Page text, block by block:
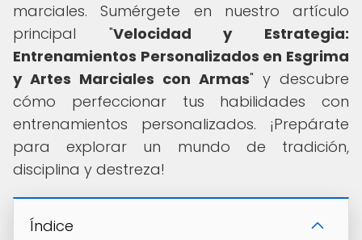
marciales. Sumérgete en nuestro artículo
principal "Velocidad y Estrategia:
Entrenamientos Personalizados en Esgrima
y Artes Marciales con Armas" y descubre
cómo perfeccionar tus habilidades con
entrenamientos personalizados. ¡Prepárate
para explorar un mundo de tradición,
disciplina y destreza!
Índice